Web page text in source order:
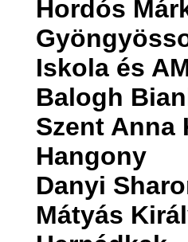
Hordós
Iskola és
Balogh
Szent Anna
Hangony
Danyi
Mátyás